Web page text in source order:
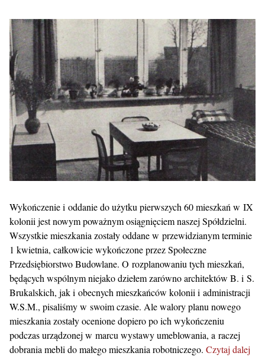
Wykończenie i oddanie do użytku pierwszych 60 mieszkań w IX
kolonii jest nowym poważnym osiągnięciem naszej Spółdzielni.
Wszystkie mieszkania zostały oddane w przewidzianym terminie
1 kwietnia, całkowicie wykończone przez Społeczne
Przedsiębiorstwo Budowlane. O rozplanowaniu tych mieszkań,
będących wspólnym niejako dziełem zarówno architektów B. i S.
Brukalskich, jak i obecnych mieszkańców kolonii i administracji
W.S.M., pisaliśmy w swoim czasie. Ale walory planu nowego
mieszkania zostały ocenione dopiero po ich wykończeniu
podczas urządzonej w marcu wystawy umeblowania, a raczej
dobrania mebli do małego mieszkania robotniczego. Czytaj dalej